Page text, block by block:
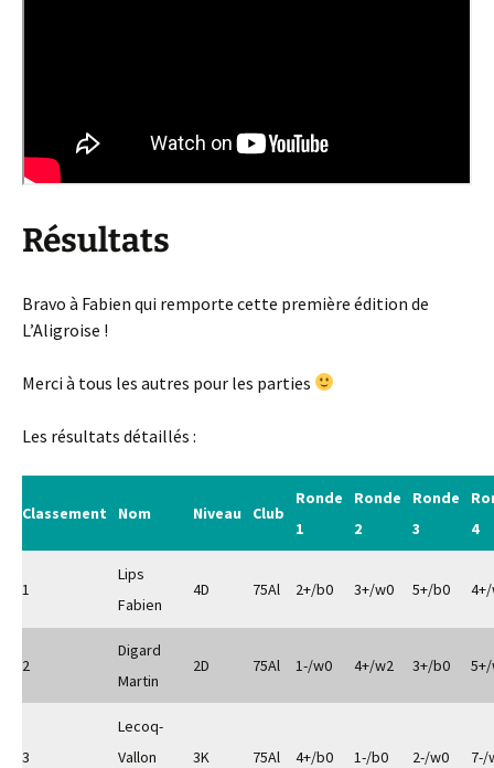
Résultats
Bravo à Fabien qui remporte cette première édition de
L’Aligroise !
Merci à tous les autres pour les parties
Les résultats détaillés :
Classement Nom Niveau Club
Ronde
1
Ronde
2
Ronde
3
4
1
Lips
Fabien
4D 75Al 2+/b0 3+/w0 5+/b0
2
Digard
Martin
2D 75Al 1-/w0 4+/w2 3+/b0
3
Lecoq-
Vallon
3K 75Al 4+/b0 1-/b0 2-/w0 7-/